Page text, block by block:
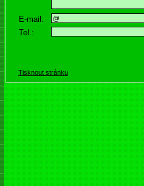
E-mail:
Tel.:
Tisknout stránku